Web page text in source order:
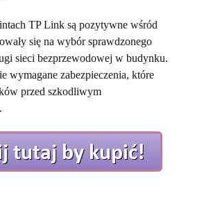
TP Link są pozytywne wśród
się na wybór sprawdzonego
sieci bezprzewodowej w budynku.
wymagane zabezpieczenia, które
przed szkodliwym